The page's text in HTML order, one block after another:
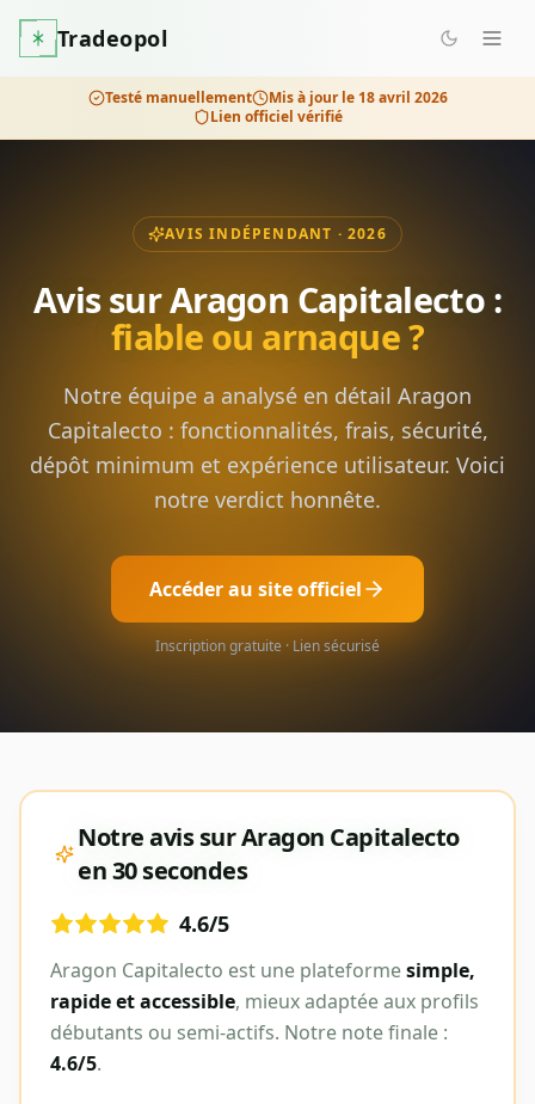
Tradeopol
Testé manuellement Mis à jour le 18 avril 2026
Lien officiel vérifié
AVIS INDÉPENDANT · 2026
Avis surAragon Capitalecto :
fiable ou arnaque ?
Notre équipe a analysé en détail Aragon
Capitalecto : fonctionnalités, frais, sécurité,
dépôt minimum et expérience utilisateur. Voici
notre verdict honnête.
Accéder au site officiel
Inscription gratuite · Lien sécurisé
Notre avis surAragon Capitalecto
en 30 secondes
4.6/5
Aragon Capitalecto est une plateformesimple,
rapide et accessible, mieux adaptée aux profils
débutants ou semi-actifs. Notre note finale :
4.6/5.